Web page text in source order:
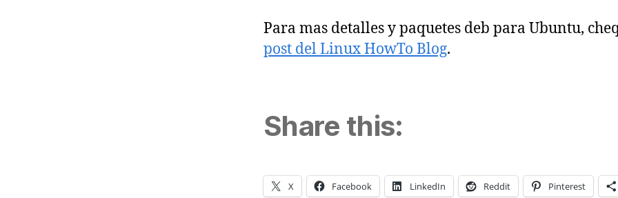
Para mas detalles y paquetes deb para Ubuntu,
post del Linux HowTo Blog.
Share this:
X Facebook LinkedIn Reddit Pinterest